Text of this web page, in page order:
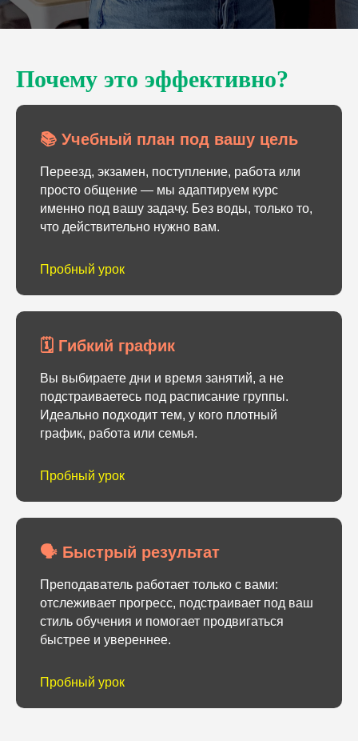
Почему это эффективно?
📚 Учебный план под вашу цель
Переезд, экзамен, поступление, работа или
просто общение — мы адаптируем курс
именно под вашу задачу. Без воды, только то,
что действительно нужно вам.
Пробный урок
🗓 Гибкий график
Вы выбираете дни и время занятий, а не
подстраиваетесь под расписание группы.
Идеально подходит тем, у кого плотный
график, работа или семья.
Пробный урок
🗣 Быстрый результат
Преподаватель работает только с вами:
отслеживает прогресс, подстраивает под ваш
стиль обучения и помогает продвигаться
быстрее и увереннее.
Пробный урок